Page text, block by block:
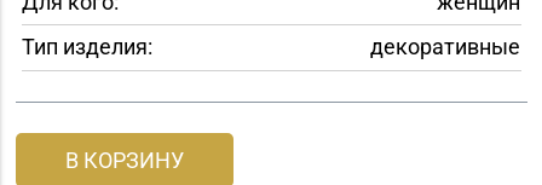
Тип изделия:
декоративные
В КОРЗИНУ